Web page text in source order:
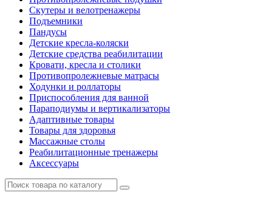
Скутеры и велотренажеры
Подъемники
Пандусы
Детские кресла-коляски
Детские средства реабилитации
Кровати, кресла и столики
Противопролежневые матрасы
Ходунки и роллаторы
Приспособления для ванной
Параподиумы и вертикализаторы
Адаптивные товары
Товары для здоровья
Массажные столы
Реабилитационные тренажеры
Аксессуары